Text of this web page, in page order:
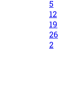
5
12
19
26
2